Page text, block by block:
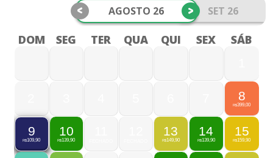
AGOSTO 26 SET 26
< >
DOM SEG TER QUA QUI SEX SÁB
8
R$399,00
9
R$109,90
10
R$139,90
13
R$149,90
14
R$139,90
15
R$159,90